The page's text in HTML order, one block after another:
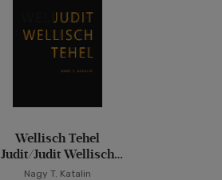
Wellisch Tehel
Judit/Judit Wellisch
Tehel
Nagy T. Katalin